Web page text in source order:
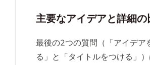
主要なアイデアと詳細の
最後の2つの質問（「アイデア
る」と「タイトルをつける」